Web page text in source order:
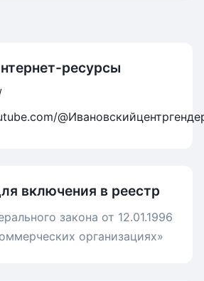
ресурсы
включения в реестр
закона от 12.01.1996
организациях»